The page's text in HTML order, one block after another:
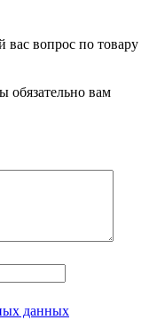
вопрос по товару
вам
данных